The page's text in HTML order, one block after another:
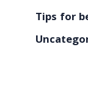
Tips for